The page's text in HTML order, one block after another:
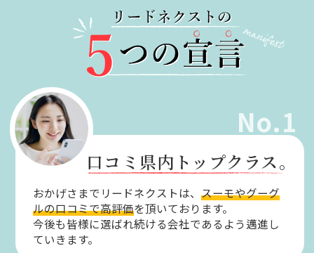
No.1
口コミ県内トップクラス。
おかげさまでリードネクストは、スーモやグーグ
ルの口コミで高評価を頂いております。
今後も皆様に選ばれ続ける会社であるよう邁進し
ていきます。